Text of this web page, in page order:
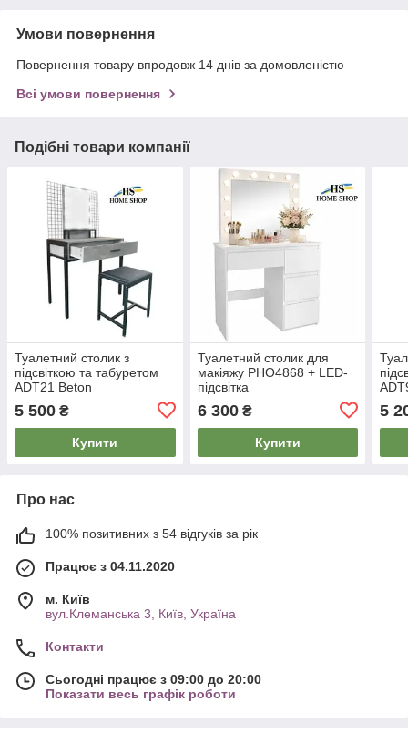
Умови повернення
Повернення товару впродовж 14 днів за домовленістю
Всі умови повернення
Подібні товари компанії
Туалетний столик з
підсвіткою та табуретом
ADT21 Beton
5 500 ₴
Купити
Туалетний столик для
макіяжу PHO4868 + LED-
підсвітка
6 300₴
Купити
5
Про нас
100% позитивних з 54 відгуків за рік
Працює з 04.11.2020
м. Київ
вул.Клеманська 3, Київ, Україна
Контакти
Сьогодні працює з 09:00 до 20:00
Показати весь графік роботи